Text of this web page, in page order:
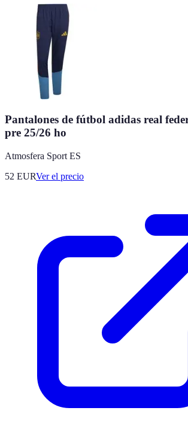
Pantalones de fútbol adidas real
pre 25/26 ho
Atmosfera Sport ES
52 EURVer el precio